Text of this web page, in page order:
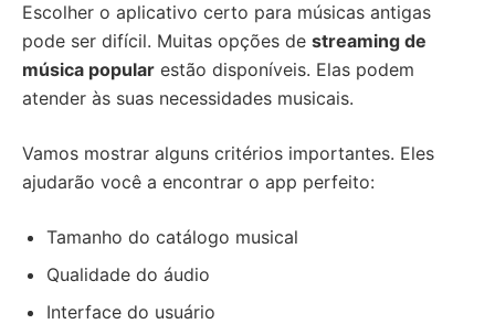
Escolher o aplicativo certo para músicas antigas
pode ser difícil. Muitas opções de streaming de
música popular estão disponíveis. Elas podem
atender às suas necessidades musicais.
Vamos mostrar alguns critérios importantes. Eles
ajudarão você a encontrar o app perfeito:
Tamanho do catálogo musical
Qualidade do áudio
Interface do usuário